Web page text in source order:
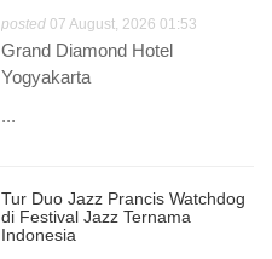
posted 07 August, 2026 01:53
Grand Diamond Hotel
Yogyakarta
...
Tur Duo Jazz Prancis Watchdog
di Festival Jazz Ternama
Indonesia